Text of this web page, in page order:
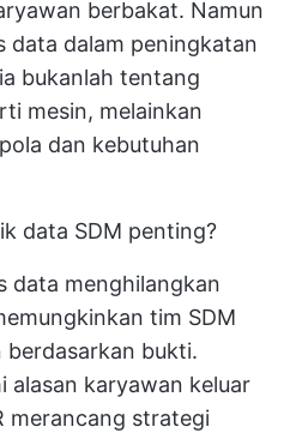
berbakat. Namun
data dalam peningkatan
bukanlah tentang
mesin, melainkan
dan kebutuhan
data SDM penting?
data menghilangkan
tim SDM
berdasarkan bukti.
alasan karyawan keluar
merancang strategi